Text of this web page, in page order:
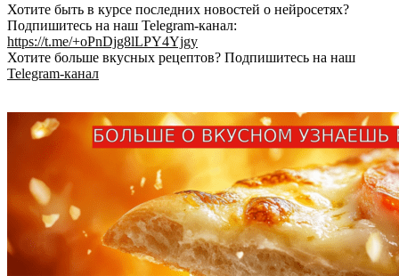
Хотите быть в курсе последних новостей о нейросетях?
Подпишитесь на наш Telegram-канал:
https://t.me/+oPnDjg8lLPY4Yjgy
Хотите больше вкусных рецептов? Подпишитесь на наш
Telegram-канал